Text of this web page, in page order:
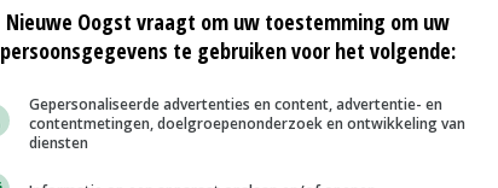
tot kennisland
06-09-2016
Nieuwe Oogst vraagt om uw toestemming om uw
persoonsgegevens te gebruiken voor het volgende:
Gepersonaliseerde advertenties en content, advertentie- en
contentmetingen, doelgroepenonderzoek en ontwikkeling van
diensten